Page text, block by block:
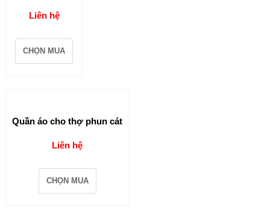
Liên hệ
CHỌN MUA
Quần áo cho thợ phun cát
Liên hệ
CHỌN MUA